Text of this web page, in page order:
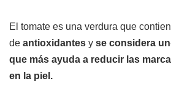
El tomate es una verdura que
de antioxidantes y se considera
que más ayuda a reducir las
en la piel.